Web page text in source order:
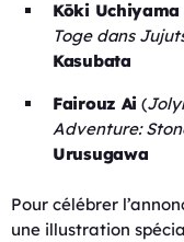
Kōki Uchiyama
Toge dans
Kasubata
Fairouz Ai (
Adventure:
Urusugawa
Pour célébrer
une illustration